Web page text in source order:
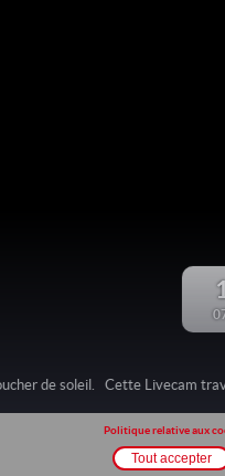
de soleil. Cette Livecam
Politique relative aux
Tout accepter